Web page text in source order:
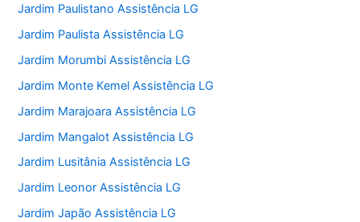
Jardim Paulistano Assistência LG
Jardim Paulista Assistência LG
Jardim Morumbi Assistência LG
Jardim Monte Kemel Assistência LG
Jardim Marajoara Assistência LG
Jardim Mangalot Assistência LG
Jardim Lusitânia Assistência LG
Jardim Leonor Assistência LG
Jardim Japão Assistência LG